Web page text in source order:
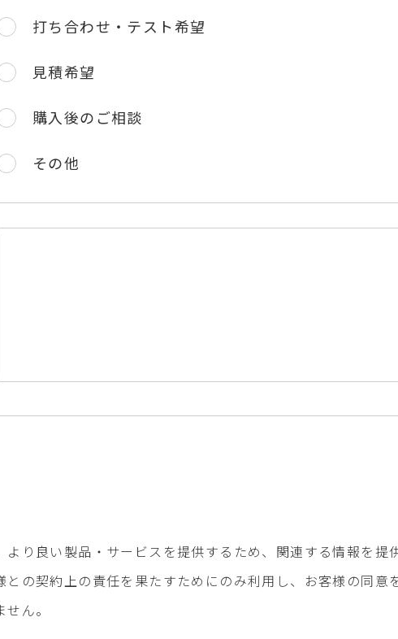
打ち合わせ・テスト希望
見積希望
購入後のご相談
その他
り良い製品・サービスを提供するため、関連する情報を提
の契約上の責任を果たすためにのみ利用し、お客様の同意
ん。